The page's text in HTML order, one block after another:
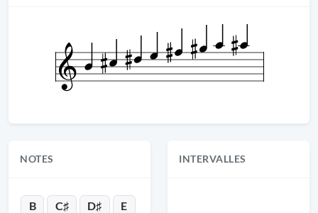
NOTES
B C♯ D♯
E
INTERVALLES